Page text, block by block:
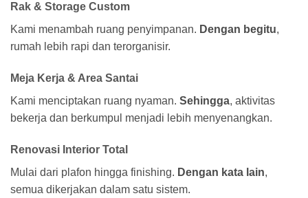
Rak & Storage Custom
Kami menambah ruang penyimpanan. Dengan begitu,
rumah lebih rapi dan terorganisir.
Meja Kerja & Area Santai
Kami menciptakan ruang nyaman. Sehingga, aktivitas
bekerja dan berkumpul menjadi lebih menyenangkan.
Renovasi Interior Total
Mulai dari plafon hingga finishing. Dengan kata lain,
semua dikerjakan dalam satu sistem.